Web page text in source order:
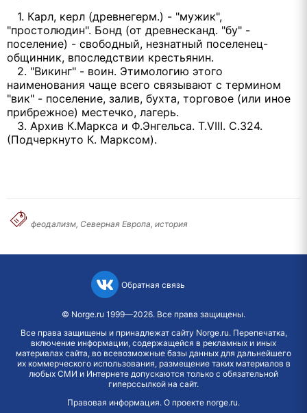
1. Карл, керл (древнегерм.) - "мужик",
"простолюдин". Бонд (от древнесканд. "бу" -
поселение) - свободный, незнатный поселенец-
общинник, впоследствии крестьянин.
2. "Викинг" - воин. Этимологию этого
наименования чаще всего связывают с термином
"вик" - поселение, залив, бухта, торговое (или иное
прибрежное) местечко, лагерь.
3. Архив К.Маркса и Ф.Энгельса. Т.VIII. С.324.
(Подчеркнуто К. Марксом).
феодализм, Северная Европа, история
Обратная связь
© Norge.ru 1999—2026. Все права защищены.
Все права защищены и принадлежат сайту Norge.ru. Перепечатка,
включение информации, содержащейся в рекламных и иных
материалах сайта, во всевозможные базы данных для дальнейшего
их коммерческого использования, размещение таких материалов в
любых СМИ и Интернете допускаются только с обязательной
гиперссылкой на сайт.
Правовая информация. О проекте norge.ru.